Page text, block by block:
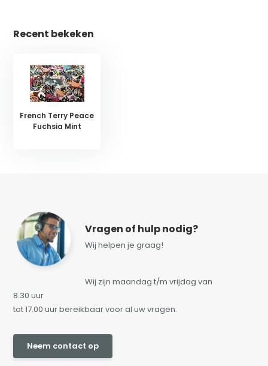
Recent bekeken
French Terry Peace
Fuchsia Mint
Vragen of hulp nodig?
Wij helpen je graag!
Wij zijn maandag t/m vrijdag van
8.30 uur
tot 17.00 uur bereikbaar voor al uw vragen.
Neem contact op